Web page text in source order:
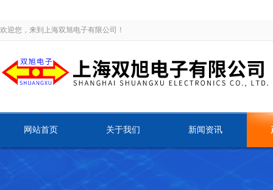
欢迎您，来到上海双旭电子有限公司！
网站首页 关于我们 新闻资讯